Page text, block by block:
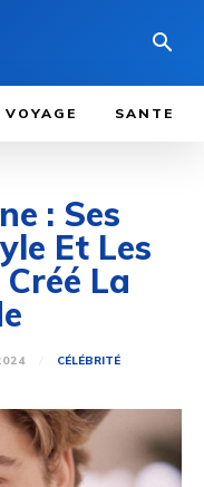
VOYAGE SANTE
: Ses
Et Les
La
CÉLÉBRITÉ